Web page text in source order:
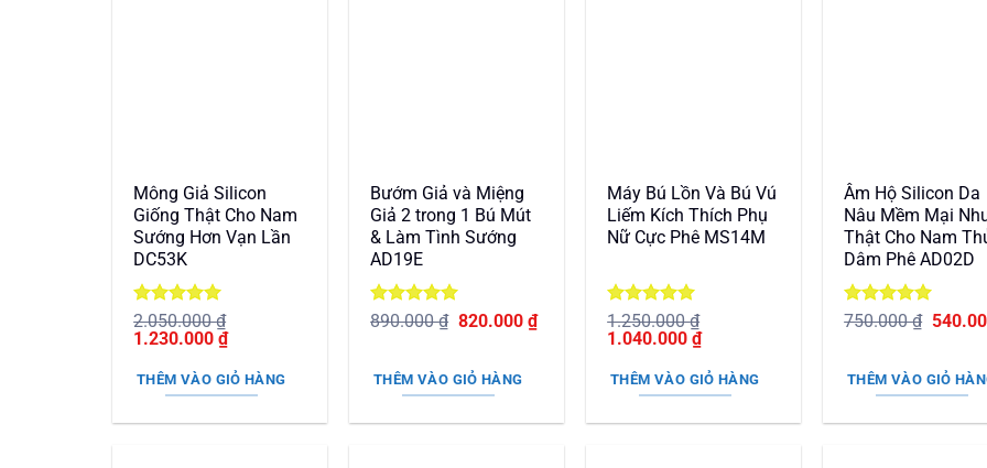
Mông Giả Silicon
Giống Thật Cho Nam
Sướng Hơn Vạn Lần
DC53K
Được xếp
hạng55
2.050.000₫
Giá
là:
2.050.000 ₫.
1.230.000₫Giá
tại
là:
THÊM VÀO GIỎ HÀNG
Bướm Giả và Miệng
Giả 2 trong 1 Bú Mút
& Làm Tình Sướng
AD19E
Được xếp
890.000₫ Giá
890.000 ₫.
820.000 ₫Giá
820.000 ₫.
THÊM VÀO GIỎ HÀNG
Máy Bú Lồn Và Bú Vú
Liếm Kích Thích Phụ
Nữ Cực Phê MS14M
Được xếp
hạng55
1.250.000₫
Giá
là:
1.250.000 ₫.
1.040.000₫Giá
tại
là:
THÊM VÀO GIỎ HÀNG
Âm Hộ Silicon Da
Nâu Mềm Mại
Thật Cho Nam
Dâm Phê AD02D
Được xếp
750.000₫ Giá
THÊM VÀO GIỎ